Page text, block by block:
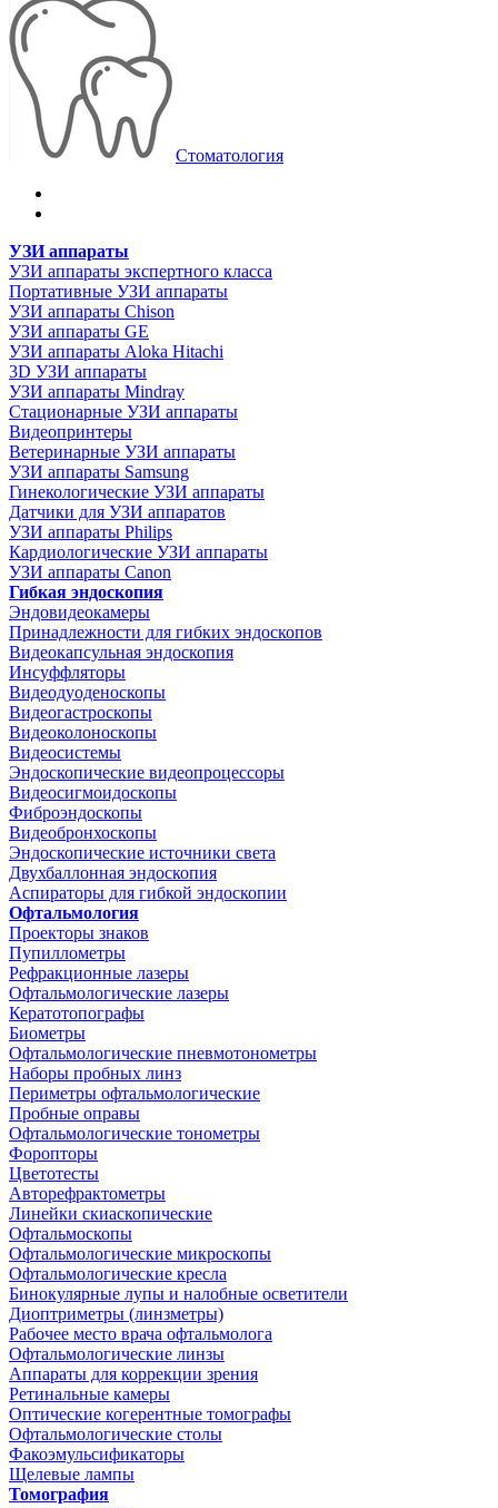
Стоматология
УЗИ аппараты
УЗИ аппараты экспертного класса
Портативные УЗИ аппараты
УЗИ аппараты Chison
УЗИ аппараты GE
УЗИ аппараты Aloka Hitachi
3D УЗИ аппараты
УЗИ аппараты Mindray
Стационарные УЗИ аппараты
Видеопринтеры
Ветеринарные УЗИ аппараты
УЗИ аппараты Samsung
Гинекологические УЗИ аппараты
Датчики для УЗИ аппаратов
УЗИ аппараты Philips
Кардиологические УЗИ аппараты
УЗИ аппараты Canon
Гибкая эндоскопия
Эндовидеокамеры
Принадлежности для гибких эндоскопов
Видеокапсульная эндоскопия
Инсуффляторы
Видеодуоденоскопы
Видеогастроскопы
Видеоколоноскопы
Видеосистемы
Эндоскопические видеопроцессоры
Видеосигмоидоскопы
Фиброэндоскопы
Видеобронхоскопы
Эндоскопические источники света
Двухбаллонная эндоскопия
Аспираторы для гибкой эндоскопии
Офтальмология
Проекторы знаков
Пупиллометры
Рефракционные лазеры
Офтальмологические лазеры
Кератотопографы
Биометры
Офтальмологические пневмотонометры
Наборы пробных линз
Периметры офтальмологические
Пробные оправы
Офтальмологические тонометры
Форопторы
Цветотесты
Авторефрактометры
Линейки скиаскопические
Офтальмоскопы
Офтальмологические микроскопы
Офтальмологические кресла
Бинокулярные лупы и налобные осветители
Диоптриметры (линзметры)
Рабочее место врача офтальмолога
Офтальмологические линзы
Аппараты для коррекции зрения
Ретинальные камеры
Оптические когерентные томографы
Офтальмологические столы
Факоэмульсификаторы
Щелевые лампы
Томография